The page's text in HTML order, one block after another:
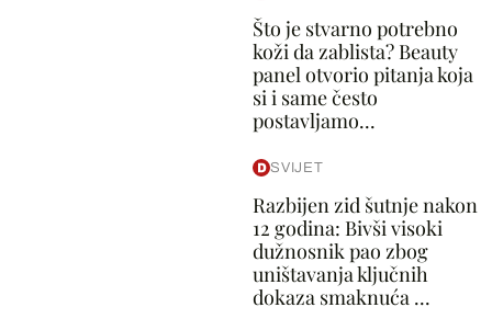
Što je stvarno potrebno
koži da zablista? Beauty
panel otvorio pitanja koja
si i same često
postavljamo...
SVIJET
Razbijen zid šutnje nakon
12 godina: Bivši visoki
dužnosnik pao zbog
uništavanja ključnih
dokaza smaknuća ...